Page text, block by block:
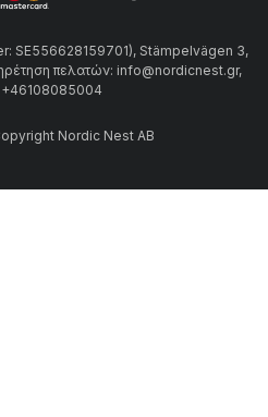
SE556628159701), Stämpelvägen 3,
πελατών: info@nordicnest.gr,
Nordic Nest AB